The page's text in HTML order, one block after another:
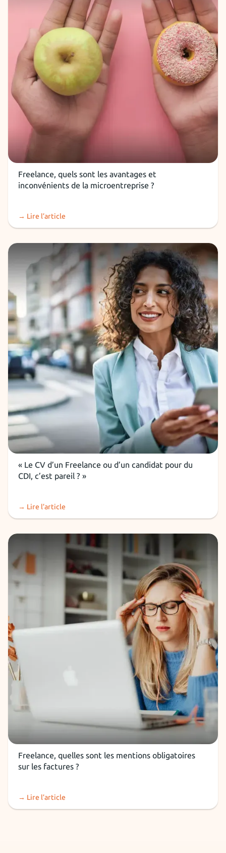
Installation freelance
Freelance, quels sont les avantages et
inconvénients de la microentreprise ?
→ Lire l’article
Installation freelance
« Le CV d’un Freelance ou d’un candidat pour du
CDI, c’est pareil ? »
→ Lire l’article
Installation freelance
Freelance, quelles sont les mentions obligatoires
sur les factures ?
→ Lire l’article